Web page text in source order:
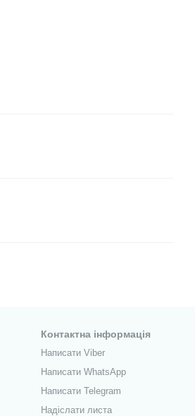
Контактна інформація
Написати Viber
Написати WhatsApp
Написати Telegram
Надіслати листа